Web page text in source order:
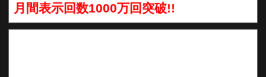
月間表示回数1000万回突破!!